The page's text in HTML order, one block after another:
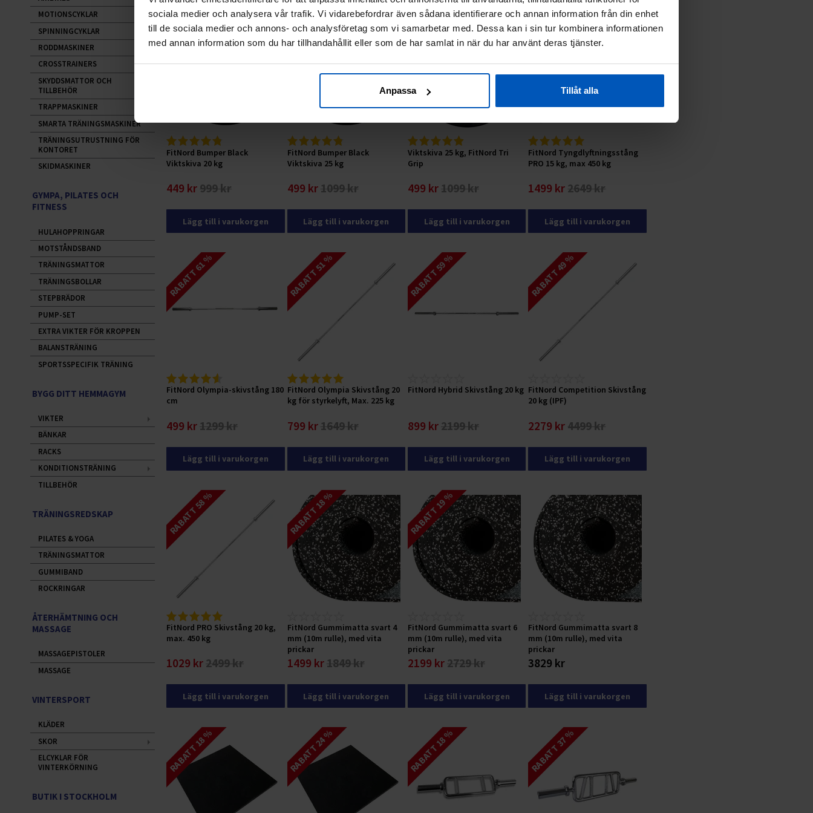
sociala medier och analysera vår trafik. Vi vidarebefordrar även sådana identifierare och annan information från din enhet
till de sociala medier och annons- och analysföretag som vi samarbetar med. Dessa kan i sin tur kombinera informationen
med annan information som du har tillhandahållit eller som de har samlat in när du har använt deras tjänster.
Anpassa Tillåt alla
RABATT 55 %
FitNord Bumper Black
Viktskiva 20 kg
449 kr 999 kr
Lägg till i varukorgen
RABATT 54 %
FitNord Bumper Black
Viktskiva 25 kg
499 kr1099 kr
Lägg till i varukorgen
RABATT 54 %
Viktskiva 25 kg, FitNord Tri
Grip
499 kr1099 kr
Lägg till i varukorgen
RABATT 43 %
FitNord Tyngdlyftningsstång
PRO 15 kg, max 450 kg
1499 kr 2649 kr
Lägg till i varukorgen
RABATT 61 %
FitNord Olympia-skivstång 180
cm
499 kr 1299 kr
Lägg till i varukorgen
RABATT 51 %
FitNord Olympia Skivstång 20
kg för styrkelyft, Max. 225 kg
799 kr1649 kr
Lägg till i varukorgen
RABATT 59 %
FitNord Hybrid Skivstång 20 kg
899 kr2199 kr
Lägg till i varukorgen
RABATT 49 %
FitNord Competition Skivstång
20 kg (IPF)
2279 kr 4499 kr
Lägg till i varukorgen
RABATT 58 %
FitNord PRO Skivstång 20 kg,
max. 450 kg
1029 kr 2499 kr
Lägg till i varukorgen
RABATT 18 %
FitNord Gummimatta svart 4
mm (10m rulle), med vita
prickar
1499 kr1849 kr
Lägg till i varukorgen
RABATT 19 %
FitNord Gummimatta svart 6
mm (10m rulle), med vita
prickar
2199 kr2729 kr
Lägg till i varukorgen
FitNord Gummimatta svart 8
mm (10m rulle), med vita
prickar
3829 kr
Lägg till i varukorgen
RABATT 18 % RABATT 24 % RABATT 18 % RABATT 37 %
MOTIONSCYKLAR
SPINNINGCYKLAR
RODDMASKINER
CROSSTRAINERS
SKYDDSMATTOR OCH
TILLBEHÖR
TRAPPMASKINER
SMARTA TRÄNINGSMASKINER
TRÄNINGSUTRUSTNING FÖR
KONTORET
SKIDMASKINER
GYMPA, PILATES OCH
FITNESS
HULAHOPPRINGAR
MOTSTÅNDSBAND
TRÄNINGSMATTOR
TRÄNINGSBOLLAR
STEPBRÄDOR
PUMP-SET
EXTRA VIKTER FÖR KROPPEN
BALANSTRÄNING
SPORTSSPECIFIK TRÄNING
BYGG DITT HEMMAGYM
VIKTER
BÄNKAR
RACKS
KONDITIONSTRÄNING
TILLBEHÖR
TRÄNINGSREDSKAP
PILATES & YOGA
TRÄNINGSMATTOR
GUMMIBAND
ROCKRINGAR
ÅTERHÄMTNING OCH
MASSAGE
MASSAGEPISTOLER
MASSAGE
VINTERSPORT
KLÄDER
SKOR
ELCYKLAR FÖR
VINTERKÖRNING
BUTIK I STOCKHOLM